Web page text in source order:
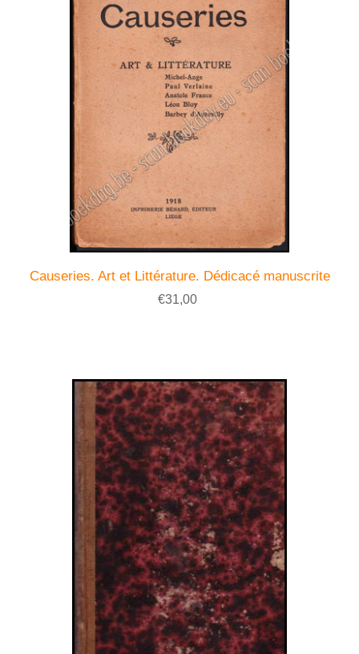
Causeries. Art et Littérature. Dédicacé manuscrite
€31,00